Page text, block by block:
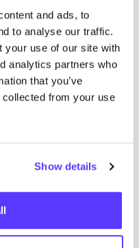
and ads, to
to analyse our traffic.
your use of our site with
analytics partners who
that you’ve
collected from your use
Show details